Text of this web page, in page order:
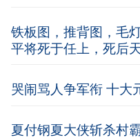
铁板图，推背图，毛
平将死于任上，死后
哭闹骂人争军衔 十大
夏付钢夏大侠斩杀村